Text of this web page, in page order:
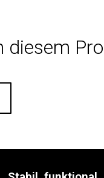
diesem